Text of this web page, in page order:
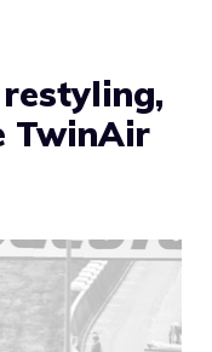
TwinAir